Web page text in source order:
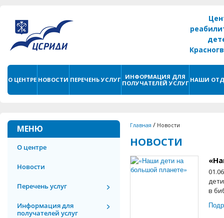
О ЦЕНТРЕ НОВОСТИ ПЕРЕЧЕНЬ УСЛУГ
ИНФОРМАЦИЯ ДЛЯ
ПОЛУЧАТЕЛЕЙ УСЛУГ НАШИ
МЕНЮ
О центре
Новости
Перечень услуг
Информация для
получателей услуг
Главная / Новости
НОВОСТИ
в